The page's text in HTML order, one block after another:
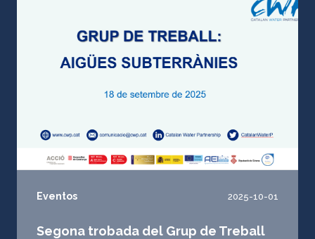
Eventos 2025-10-01
Segona trobada del Grup de Treball